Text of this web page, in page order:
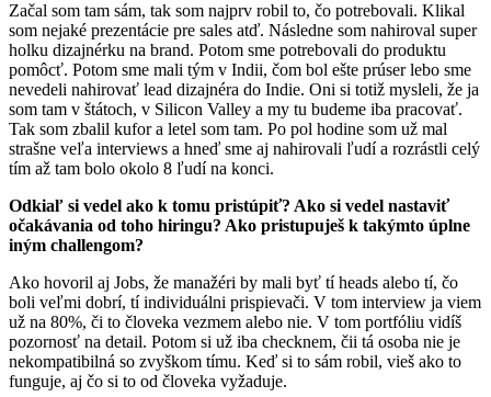
Začal som tam sám, tak som najprv robil to, čo potrebovali. Klikal
som nejaké prezentácie pre sales atď. Následne som nahiroval super
holku dizajnérku na brand. Potom sme potrebovali do produktu
pomôcť. Potom sme mali tým v Indii, čom bol ešte prúser lebo sme
nevedeli nahirovať lead dizajnéra do Indie. Oni si totiž mysleli, že ja
som tam v štátoch, v Silicon Valley a my tu budeme iba pracovať.
Tak som zbalil kufor a letel som tam. Po pol hodine som už mal
strašne veľa interviews a hneď sme aj nahirovali ľudí a rozrástli celý
tím až tam bolo okolo 8 ľudí na konci.
Odkiaľ si vedel ako k tomu pristúpiť? Ako si vedel nastaviť
očakávania od toho hiringu? Ako pristupuješ k takýmto úplne
iným challengom?
Ako hovoril aj Jobs, že manažéri by mali byť tí heads alebo tí, čo
boli veľmi dobrí, tí individuálni prispievači. V tom interview ja viem
už na 80%, či to človeka vezmem alebo nie. V tom portfóliu vidíš
pozornosť na detail. Potom si už iba checknem, čii tá osoba nie je
nekompatibilná so zvyškom tímu. Keď si to sám robil, vieš ako to
funguje, aj čo si to od človeka vyžaduje.